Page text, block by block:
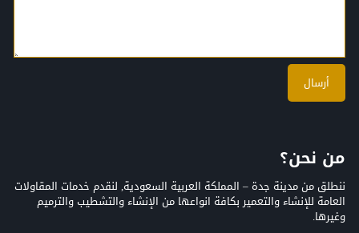
من نحن؟
ننطلق من مدينة جدة – المملكة العربية السعودية, لنقدم خدمات المقاولات
العامة للإنشاء والتعمير بكافة انواعها من الإنشاء والتشطيب والترميم
وغيرها.